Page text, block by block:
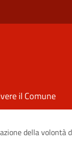
il Comune
della volontà